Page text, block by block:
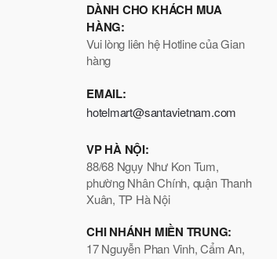
DÀNH CHO KHÁCH MUA
HÀNG:
Vui lòng liên hệ Hotline của Gian
hàng
EMAIL:
hotelmart@santavietnam.com
VP HÀ NỘI:
88/68 Ngụy Như Kon Tum,
phường Nhân Chính, quận Thanh
Xuân, TP Hà Nội
CHI NHÁNH MIỀN TRUNG:
17 Nguyễn Phan Vinh, Cẩm An,